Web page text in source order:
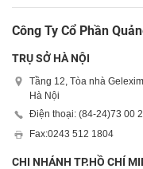
Công Ty Cổ Phần
TRỤ SỞ HÀ NỘI
Tầng 12, Tòa nhà
Hà Nội
Điện thoại: (84-24)73 00
Fax:0243 512 1804
CHI NHÁNH TP.HỒ CHÍ